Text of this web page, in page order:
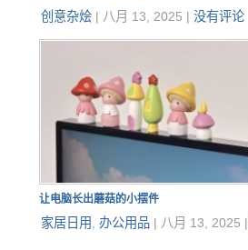
创意杂烩| 八月 13, 2025 | 没有评论
让电脑长出蘑菇的小摆件
家居日用, 办公用品| 八月 13, 2025 |